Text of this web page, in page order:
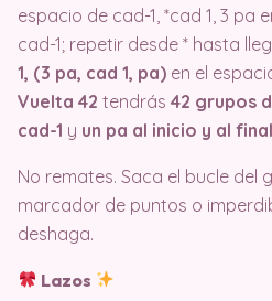
espacio de cad-1, *cad 1, 3 pa
cad-1; repetir desde * hasta
1, (3 pa, cad 1, pa) en el
Vuelta 42 tendrás 42 grupos
cad-1 y un pa al inicio y al final
No remates. Saca el bucle del
marcador de puntos o
deshaga.
Lazos